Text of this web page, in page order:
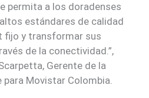
permita a los doradenses
estándares de calidad
fijo y transformar sus
de la conectividad.”,
Gerente de la
Movistar Colombia.